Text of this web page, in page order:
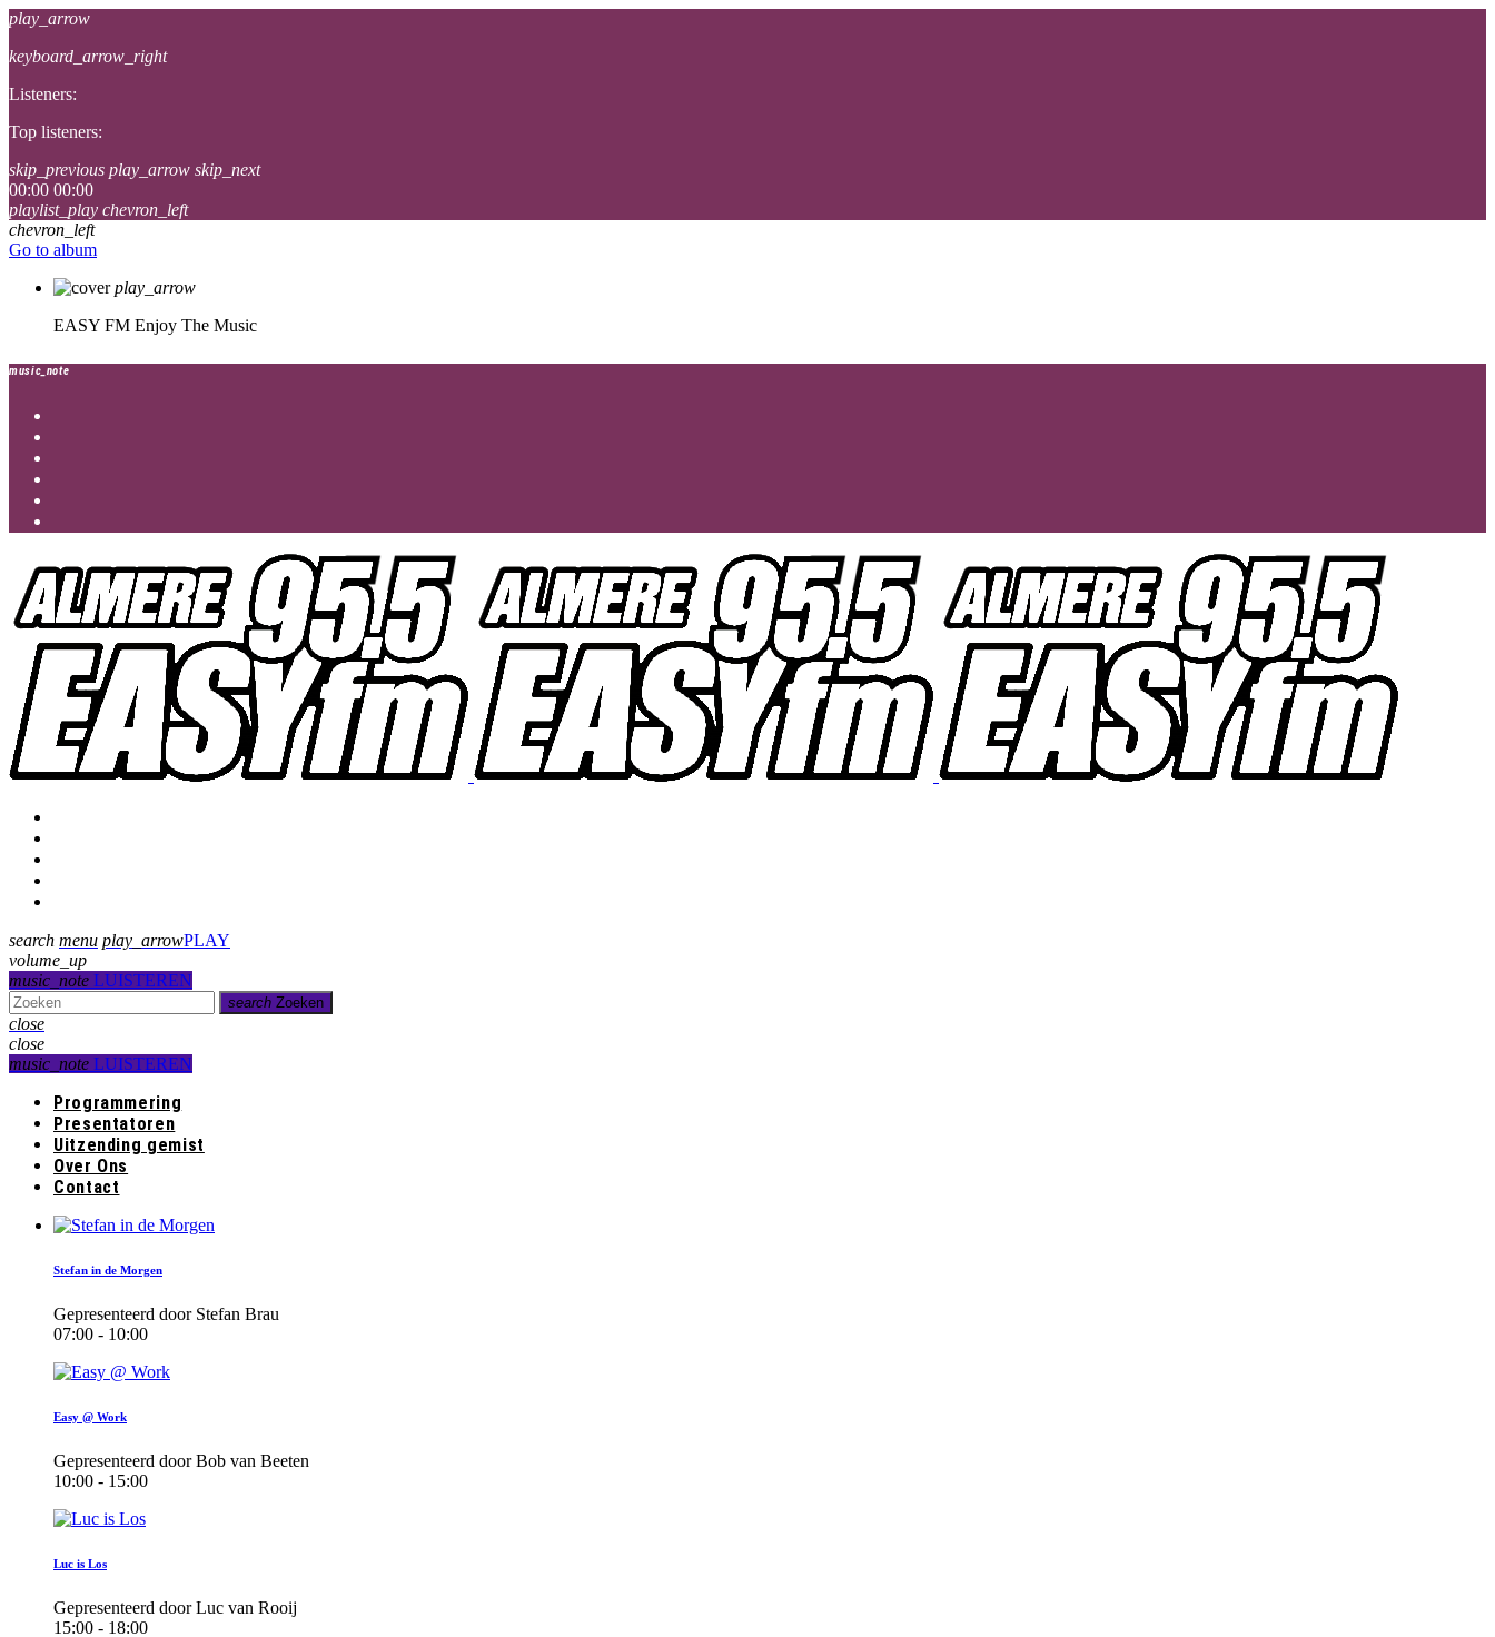
play_arrow
keyboard_arrow_right
Listeners:
Top listeners:
skip_previous play_arrow skip_next
00:00 00:00
playlist_play chevron_left
chevron_left
Go to album
play_arrow
EASY FM Enjoy The Music
music_note
search menu play_arrowPLAY
volume_up
music_note LUISTEREN
search Zoeken
close
close
music_note LUISTEREN
Programmering
Presentatoren
Uitzending gemist
Over Ons
Contact
Stefan in de Morgen
Gepresenteerd door Stefan Brau
07:00 - 10:00
Easy @ Work
Gepresenteerd door Bob van Beeten
10:00 - 15:00
Luc is Los
Gepresenteerd door Luc van Rooij
15:00 - 18:00